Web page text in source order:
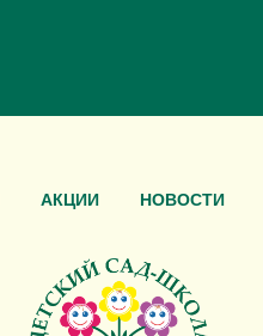
АКЦИИ НОВОСТИ